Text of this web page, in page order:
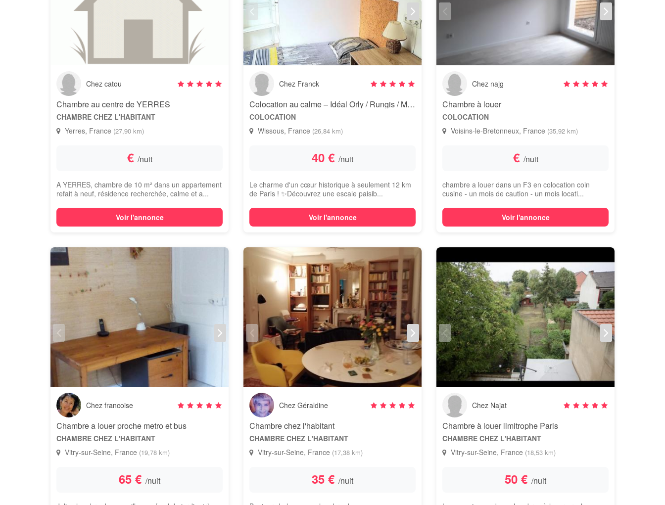
Chez catou
Chambre au centre de YERRES
CHAMBRE CHEZ L'HABITANT
Yerres, France (27,90 km)
€ /nuit
A YERRES, chambre de 10 m² dans un appartement
refait à neuf, résidence recherchée, calme et a...
Voir l'annonce
Chez Franck
Colocation au calme – Idéal Orly / Rungis / Massy
COLOCATION
Wissous, France (26,84 km)
40 € /nuit
Le charme d'un cœur historique à seulement 12 km
de Paris ! ✨ ​Découvrez une escale paisib...
Voir l'annonce
Chez najg
Chambre à louer
COLOCATION
Voisins-le-Bretonneux, France (35,92 km)
€ /nuit
chambre a louer dans un F3 en colocation coin
cusine - un mois de caution - un mois locati...
Voir l'annonce
Chez francoise
Chambre a louer proche metro et bus
CHAMBRE CHEZ L'HABITANT
Vitry-sur-Seine, France (19,78 km)
65 € /nuit
Chez Géraldine
Chambre chez l'habitant
CHAMBRE CHEZ L'HABITANT
Vitry-sur-Seine, France (17,38 km)
35 € /nuit
Chez Najat
Chambre à louer limitrophe Paris
CHAMBRE CHEZ L'HABITANT
Vitry-sur-Seine, France (18,53 km)
50 € /nuit